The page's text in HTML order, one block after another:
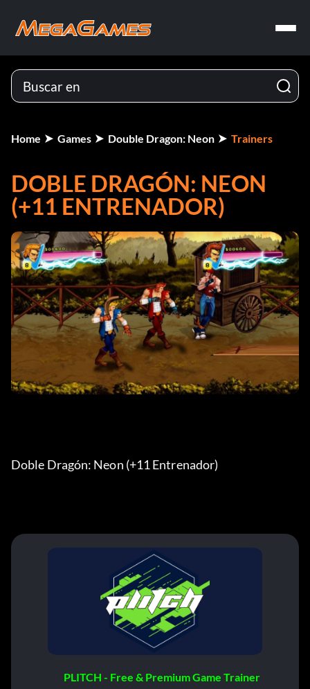
Home Games Double Dragon: Neon Trainers
DOBLE DRAGÓN: NEON
(+11 ENTRENADOR)
Doble Dragón: Neon (+11 Entrenador)
PLITCH - Free & Premium Game Trainer